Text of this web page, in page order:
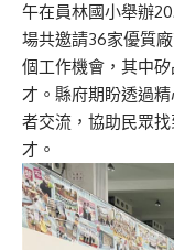
午在員林國小舉辦
場共邀請36家優質
個工作機會，其中
才。縣府期盼透過
者交流，協助民眾
才。